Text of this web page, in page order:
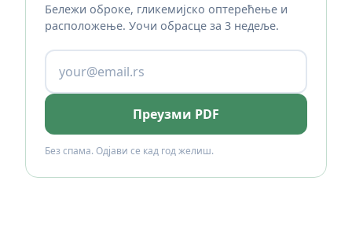
Бележи оброке, гликемијско оптерећење и
расположење. Уочи обрасце за 3 недеље.
Преузми PDF
Без спама. Одјави се кад год желиш.